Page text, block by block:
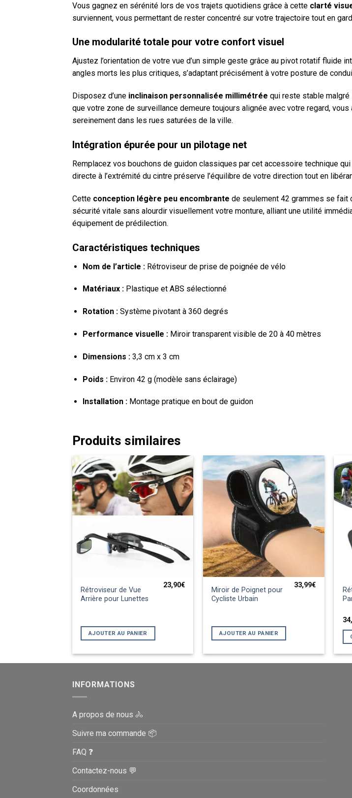
Vous gagnez en sérénité lors de vos trajets quotidiens grâce à cette clarté
surviennent, vous permettant de rester concentré sur votre trajectoire tout en
Une modularité totale pour votre confort visuel
Ajustez l’orientation de votre vue d’un simple geste grâce au pivot rotatif fluide
angles morts les plus critiques, s’adaptant précisément à votre posture de
Disposez d’une inclinaison personnalisée millimétrée qui reste stable
que votre zone de surveillance demeure toujours alignée avec votre regard,
sereinement dans les rues saturées de la ville.
Intégration épurée pour un pilotage net
Remplacez vos bouchons de guidon classiques par cet accessoire technique
directe à l’extrémité du cintre préserve l’équilibre de votre direction tout en
Cette conception légère peu encombrante de seulement 42 grammes se fait
sécurité vitale sans alourdir visuellement votre monture, alliant une utilité
équipement de prédilection.
Caractéristiques techniques
Nom de l’article :Rétroviseur de prise de poignée de vélo
Matériaux :Plastique et ABS sélectionné
Rotation :Système pivotant à 360 degrés
Performance visuelle :Miroir transparent visible de 20 à 40 mètres
Dimensions :3,3 cm x 3 cm
Poids :Environ 42 g (modèle sans éclairage)
Installation :Montage pratique en bout de guidon
Produits similaires
Rétroviseur de Vue
Arrière pour Lunettes
23,90€
AJOUTER AU PANIER
Miroir de Poignet pour
Cycliste Urbain
33,99€
AJOUTER AU PANIER
Ce
INFORMATIONS
A propos de nous 🚴
Suivre ma commande 📦
FAQ ❓
Contactez-nous 💬
Coordonnées